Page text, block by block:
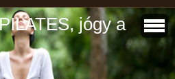
jógy a